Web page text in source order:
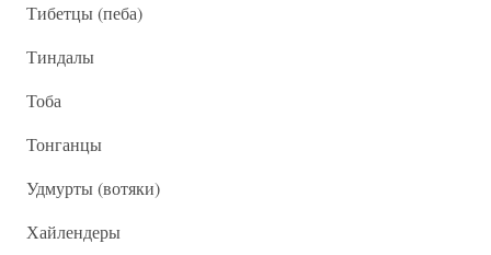
Тибетцы (пеба)
Тиндалы
Тоба
Тонганцы
Удмурты (вотяки)
Хайлендеры